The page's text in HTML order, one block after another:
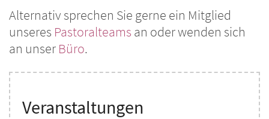
Alternativ sprechen Sie gerne ein Mitglied
unseres Pastoralteams an oder wenden sich
an unser Büro.
Veranstaltungen